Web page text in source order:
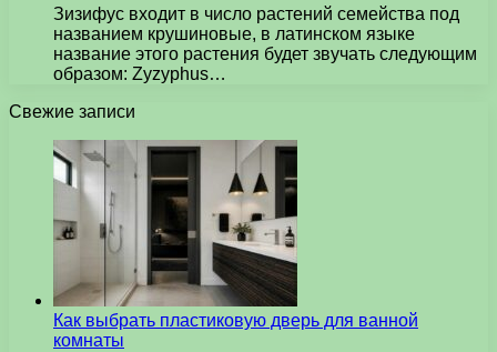
Зизифус входит в число растений семейства под
названием крушиновые, в латинском языке
название этого растения будет звучать следующим
образом: Zyzyphus…
Свежие записи
Как выбрать пластиковую дверь для ванной
комнаты